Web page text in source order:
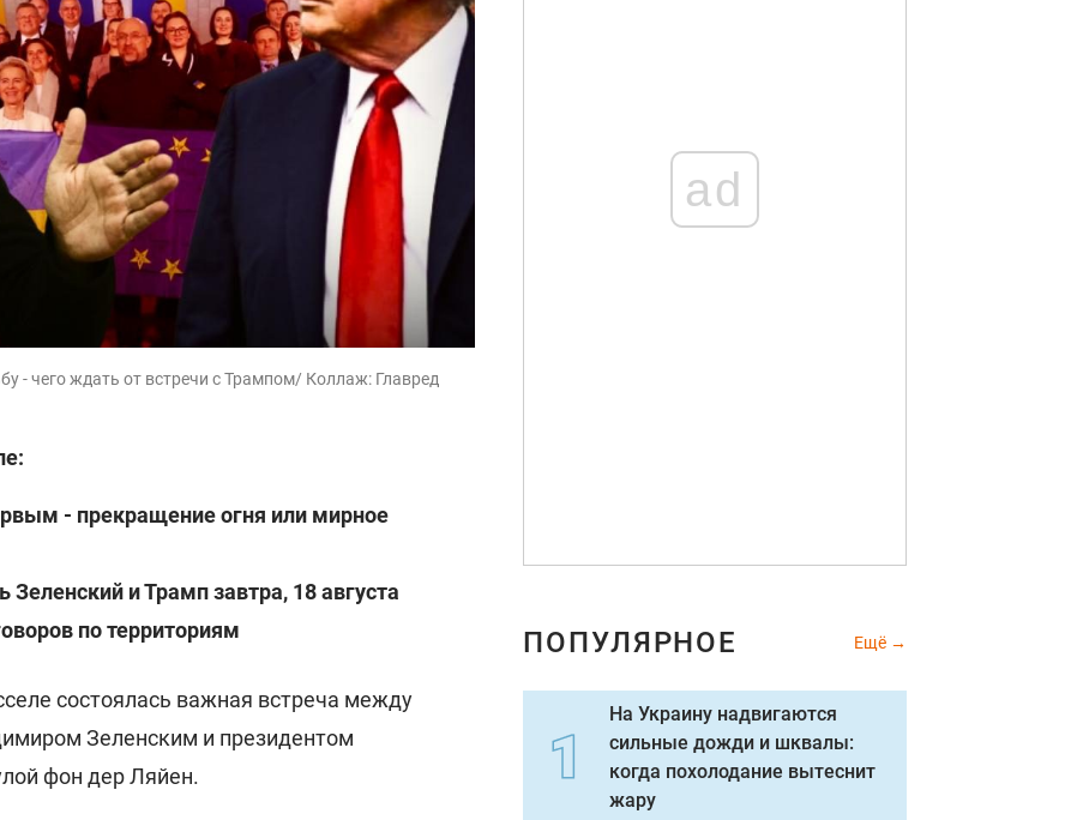
- чего ждать от встречи с Трампом/ Коллаж: Главред
- прекращение огня или мирное
Зеленский и Трамп завтра, 18 августа
по территориям
состоялась важная встреча между
Зеленским и президентом
фон дер Ляйен.
ad
ПОПУЛЯРНОЕ Ещё
На Украину надвигаются
сильные дожди и шквалы:
когда похолодание вытеснит
жару